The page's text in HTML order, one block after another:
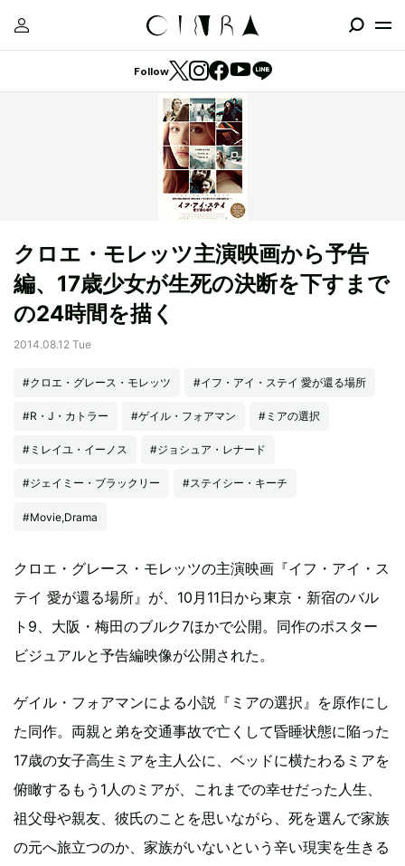
Follow
クロエ・モレッツ主演映画から予告
編、17歳少女が生死の決断を下すまで
の24時間を描く
2014.08.12 Tue
#クロエ・グレース・モレッツ #イフ・アイ・ステイ 愛が還る場所
#R・J・カトラー #ゲイル・フォアマン #ミアの選択
#ミレイユ・イーノス #ジョシュア・レナード
#ジェイミー・ブラックリー #ステイシー・キーチ
#Movie,Drama
クロエ・グレース・モレッツの主演映画『イフ・アイ・ス
テイ 愛が還る場所』が、10月11日から東京・新宿のバル
ト9、大阪・梅田のブルク7ほかで公開。同作のポスター
ビジュアルと予告編映像が公開された。
ゲイル・フォアマンによる小説『ミアの選択』を原作にし
た同作。両親と弟を交通事故で亡くして昏睡状態に陥った
17歳の女子高生ミアを主人公に、ベッドに横たわるミアを
俯瞰するもう1人のミアが、これまでの幸せだった人生、
祖父母や親友、彼氏のことを思いながら、死を選んで家族
の元へ旅立つのか、家族がいないという辛い現実を生きる